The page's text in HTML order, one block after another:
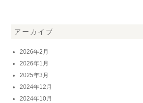
アーカイブ
2026年2月
2026年1月
2025年3月
2024年12月
2024年10月